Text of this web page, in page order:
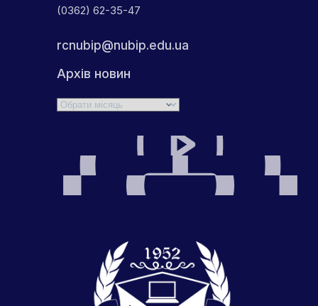
(0362) 62-35-47
rcnubip@nubip.edu.ua
Архів новин
Архіви